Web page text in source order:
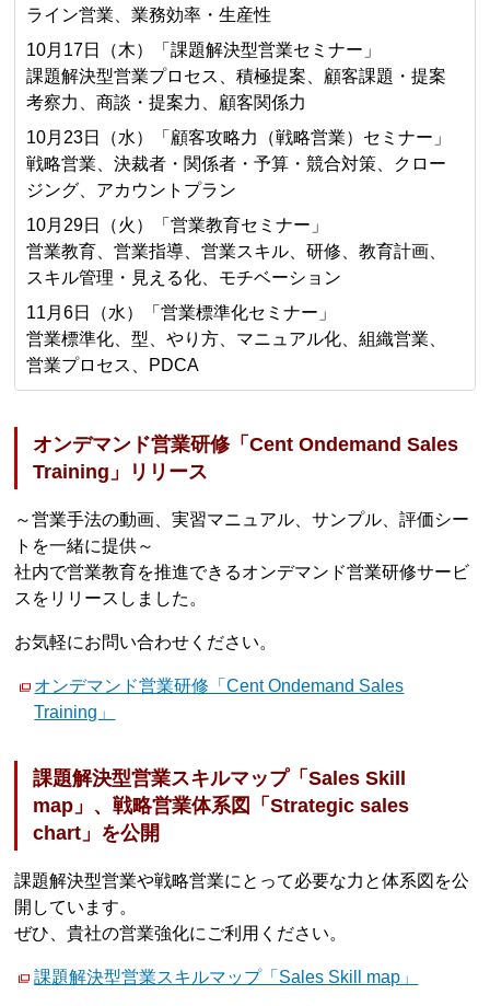
ライン営業、業務効率・生産性
10月17日（木）「課題解決型営業セミナー」
課題解決型営業プロセス、積極提案、顧客課題・提案
考察力、商談・提案力、顧客関係力
10月23日（水）「顧客攻略力（戦略営業）セミナー」
戦略営業、決裁者・関係者・予算・競合対策、クロー
ジング、アカウントプラン
10月29日（火）「営業教育セミナー」
営業教育、営業指導、営業スキル、研修、教育計画、
スキル管理・見える化、モチベーション
11月6日（水）「営業標準化セミナー」
営業標準化、型、やり方、マニュアル化、組織営業、
営業プロセス、PDCA
オンデマンド営業研修「Cent Ondemand Sales
Training」リリース
～営業手法の動画、実習マニュアル、サンプル、評価シー
トを一緒に提供～
社内で営業教育を推進できるオンデマンド営業研修サービ
スをリリースしました。
お気軽にお問い合わせください。
オンデマンド営業研修「Cent Ondemand Sales
Training」
課題解決型営業スキルマップ「Sales Skill
map」、戦略営業体系図「Strategic sales
chart」を公開
課題解決型営業や戦略営業にとって必要な力と体系図を公
開しています。
ぜひ、貴社の営業強化にご利用ください。
課題解決型営業スキルマップ「Sales Skill map」